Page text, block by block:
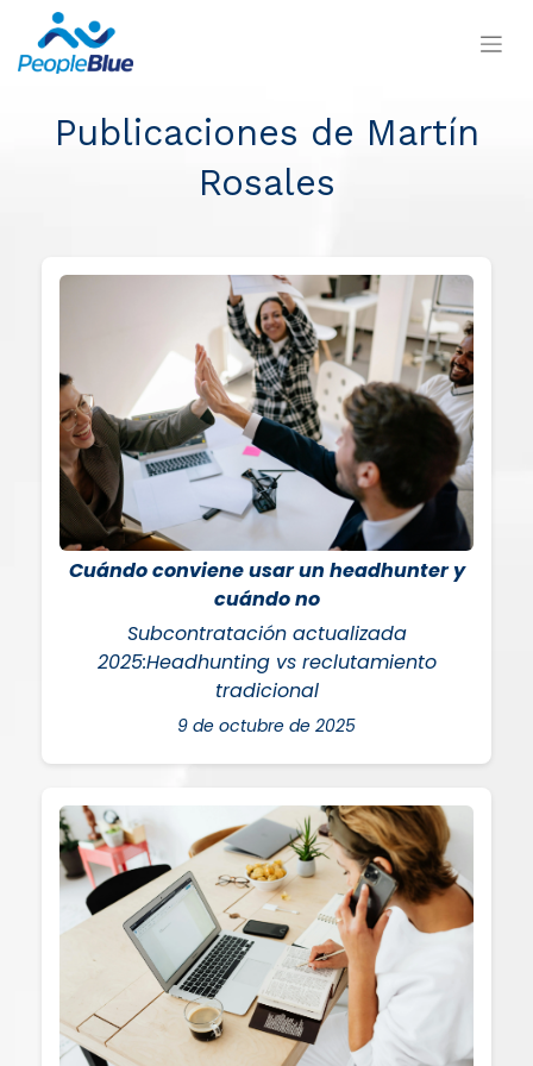
Publicaciones de Martín
Rosales
Cuándo conviene usar un headhunter y
cuándo no
Subcontratación actualizada
2025:Headhunting vs reclutamiento
tradicional
9 de octubre de 2025